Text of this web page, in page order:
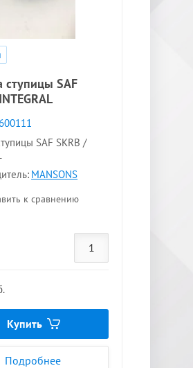
SAF
600111
SAF SKRB /
MANSONS
к сравнению
Купить
Подробнее